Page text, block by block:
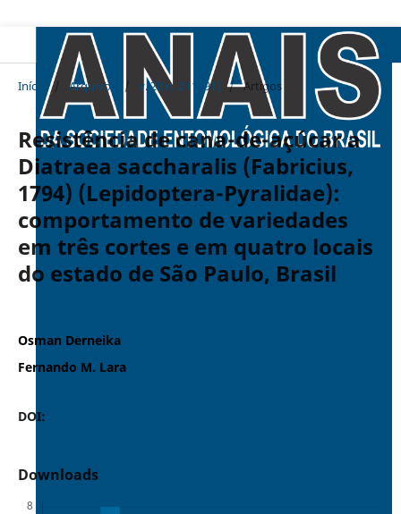
Início / Arquivos / v. 20 n. 2 (1991) / Artigos
Resistência de cana-de-açúcar a
Diatraea saccharalis (Fabricius,
1794) (Lepidoptera-Pyralidae):
comportamento de variedades
em três cortes e em quatro locais
do estado de São Paulo, Brasil
Osman Derneika
Fernando M. Lara
DOI:
Downloads